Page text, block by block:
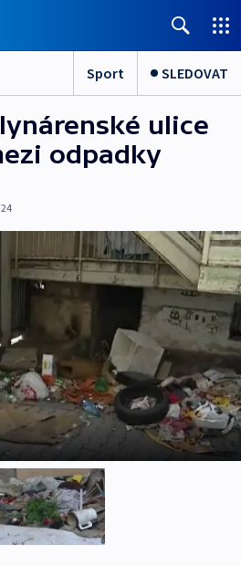
Sport SLEDOVAT
ulice
odpadky